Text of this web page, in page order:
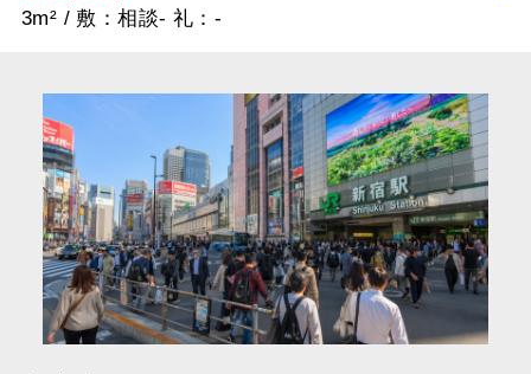
3m² / 敷：相談- 礼：-